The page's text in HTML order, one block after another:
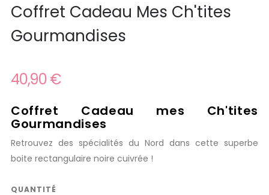
Coffret Cadeau Mes Ch'tites
Gourmandises
40,90 €
Coffret Cadeau mes Ch'tites
Gourmandises
Retrouvez des spécialités du Nord dans cette superbe
boite rectangulaire noire cuivrée !
QUANTITÉ